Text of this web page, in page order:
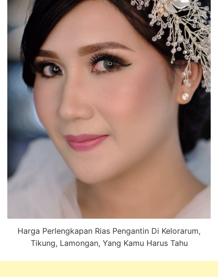
Harga Perlengkapan Rias Pengantin Di Kelorarum,
Tikung, Lamongan, Yang Kamu Harus Tahu